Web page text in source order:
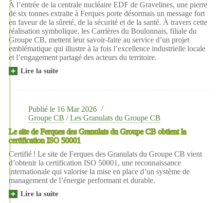
des
Maisons
des
Enfants
de
la
Côte
À l’entrée de la centrale nucléaire EDF de Gravelines, une pierre
de six tonnes extraite à Ferques porte désormais un message fort
en faveur de la sûreté, de la sécurité et de la santé. À travers cette
réalisation symbolique, les Carrières du Boulonnais, filiale du
Groupe CB, mettent leur savoir-faire au service d’un projet
emblématique qui illustre à la fois l’excellence industrielle locale
et l’engagement partagé des acteurs du territoire.
Lire la suite
Les
du
contribuent
symbole
fort
la
culture
sécurité
de
la
centrale
Publié le 16 Mar 2026
Groupe CB /Les Granulats du Groupe CB
Le site de Ferques des Granulats du Groupe CB obtient la
certification ISO 50001
Certifié ! Le site de Ferques des Granulats du Groupe CB vient
d’obtenir la certification ISO 50001, une reconnaissance
internationale qui valorise la mise en place d’un système de
management de l’énergie performant et durable.
Lire la suite
Le